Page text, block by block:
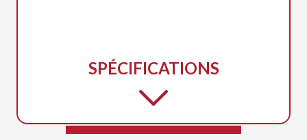
SPÉCIFICATIONS